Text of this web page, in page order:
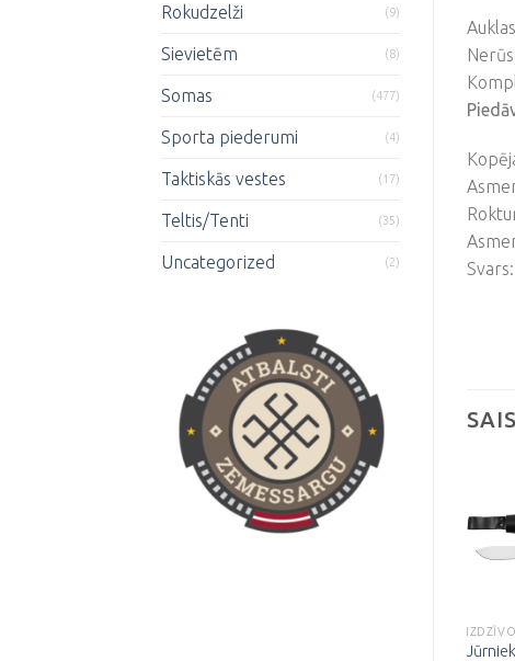
Rokudzelži (9)
Sievietēm (8)
Somas (477)
Sporta piederumi (4)
Taktiskās vestes (17)
Teltis/Tenti (35)
Uncategorized (2)